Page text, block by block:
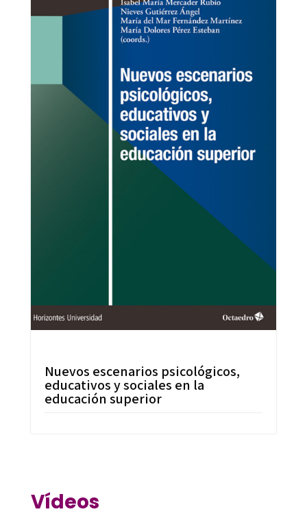
Nuevos escenarios psicológicos,
educativos y sociales en la
educación superior
Vídeos